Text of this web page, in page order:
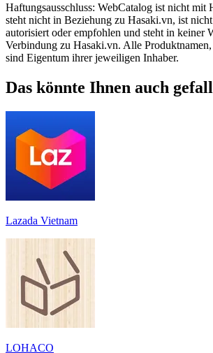
Haftungsausschluss: WebCatalog ist nicht mit
steht nicht in Beziehung zu Hasaki.vn, ist
autorisiert oder empfohlen und steht in keiner
Verbindung zu Hasaki.vn. Alle
sind Eigentum ihrer jeweiligen Inhaber.
Das könnte Ihnen auch
Lazada Vietnam
LOHACO